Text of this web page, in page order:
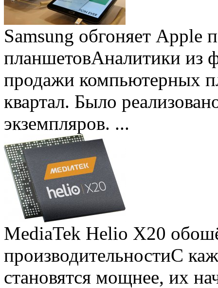
Samsung обгоняет Apple
планшетовАналитики из
продажи компьютерных
квартал. Было
экземпляров. ...
MediaTek Helio X20
производительностиС
становятся мощнее, их